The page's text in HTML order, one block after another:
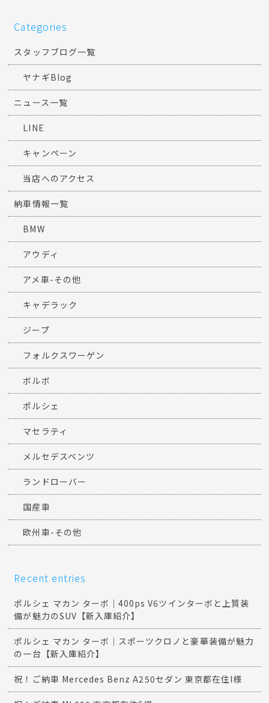
Categories
スタッフブログ一覧
ヤナギBlog
ニュース一覧
LINE
キャンペーン
当店へのアクセス
納車情報一覧
BMW
アウディ
アメ車-その他
キャデラック
ジープ
フォルクスワーゲン
ボルボ
ポルシェ
マセラティ
メルセデスベンツ
ランドローバー
国産車
欧州車-その他
Recent entries
ポルシェ マカン ターボ｜400ps V6ツインターボと上質装
備が魅力のSUV【新入庫紹介】
ポルシェ マカン ターボ｜スポーツクロノと豪華装備が魅力
の一台【新入庫紹介】
祝！ご納車 Mercedes Benz A250セダン 東京都在住I様